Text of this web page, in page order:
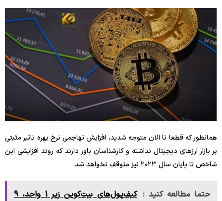
همانطور که قطعا تا الان متوجه شدید، افزایش تهاجمی نرخ بهره تاثیر مثبتی
بر بازار ارزهای دیجیتال نداشته و کارشناسان باور دارند که روند افزایشی این
شاخص تا پایان سال ۲۰۲۳ نیز متوقف نخواهد شد.
حتما مطالعه کنید :
کیف‌پول‌های بیت‌کوین زیر 1 واحد، 9